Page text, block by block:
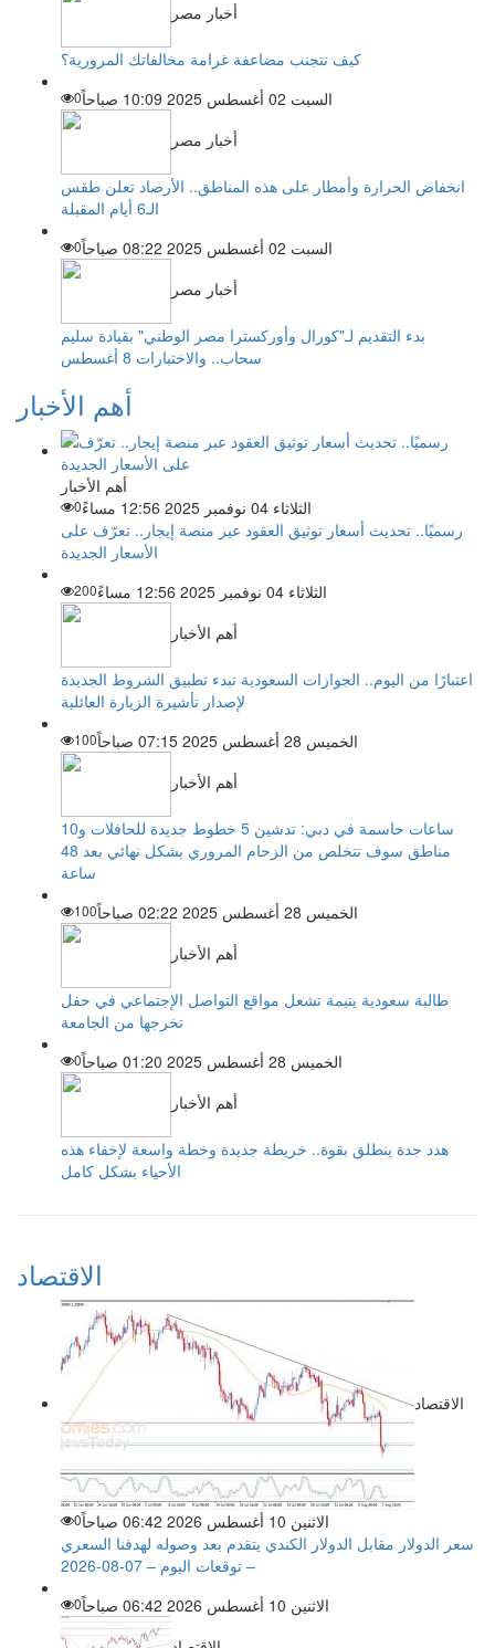
أخبار مصر
كيف تتجنب مضاعفة غرامة مخالفاتك المرورية؟
السبت 02 أغسطس 2025 10:09 صباحاً
0
أخبار مصر
انخفاض الحرارة وأمطار على هذه المناطق.. الأرصاد تعلن طقس
الـ6 أيام المقبلة
السبت 02 أغسطس 2025 08:22 صباحاً
0
أخبار مصر
بدء التقديم لـ"كورال وأوركسترا مصر الوطني" بقيادة سليم
سحاب.. والاختبارات 8 أغسطس
أهم الأخبار
أهم الأخبار
الثلاثاء 04 نوفمبر 2025 12:56 مساءً
0
رسميًا.. تحديث أسعار توثيق العقود عبر منصة إيجار.. تعرّف على
الأسعار الجديدة
الثلاثاء 04 نوفمبر 2025 12:56 مساءً
200
أهم الأخبار
اعتبارًا من اليوم.. الجوازات السعودية تبدء تطبيق الشروط الجديدة
لإصدار تأشيرة الزيارة العائلية
الخميس 28 أغسطس 2025 07:15 صباحاً
100
أهم الأخبار
ساعات حاسمة في دبي: تدشين 5 خطوط جديدة للحافلات و10
مناطق سوف تتخلص من الزحام المروري بشكل نهائي بعد 48
ساعة
الخميس 28 أغسطس 2025 02:22 صباحاً
100
أهم الأخبار
طالبة سعودية يتيمة تشعل مواقع التواصل الإجتماعي في حفل
تخرجها من الجامعة
الخميس 28 أغسطس 2025 01:20 صباحاً
0
أهم الأخبار
هدد جدة ينطلق بقوة.. خريطة جديدة وخطة واسعة لإخفاء هذه
الأحياء بشكل كامل
الاقتصاد
الاقتصاد
الاثنين 10 أغسطس 2026 06:42 صباحاً 0
سعر الدولار مقابل الدولار الكندي يتقدم بعد وصوله لهدفنا السعري
– توقعات اليوم – 07-08-2026
الاثنين 10 أغسطس 2026 06:42 صباحاً
0